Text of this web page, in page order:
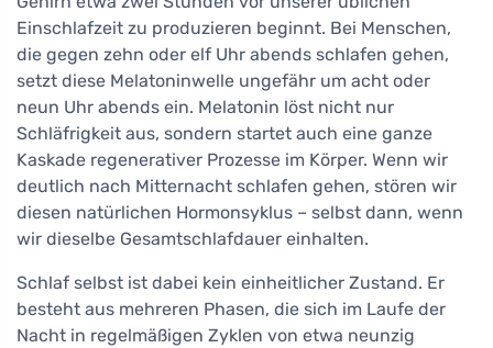
Einschlafzeit zu produzieren beginnt. Bei Menschen,
die gegen zehn oder elf Uhr abends schlafen gehen,
setzt diese Melatoninwelle ungefähr um acht oder
neun Uhr abends ein. Melatonin löst nicht nur
Schläfrigkeit aus, sondern startet auch eine ganze
Kaskade regenerativer Prozesse im Körper. Wenn wir
deutlich nach Mitternacht schlafen gehen, stören wir
diesen natürlichen Hormonsyklus – selbst dann, wenn
wir dieselbe Gesamtschlafdauer einhalten.
Schlaf selbst ist dabei kein einheitlicher Zustand. Er
besteht aus mehreren Phasen, die sich im Laufe der
Nacht in regelmäßigen Zyklen von etwa neunzig